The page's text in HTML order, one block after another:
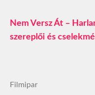
Nem Versz Át –
szereplői és
Filmipar